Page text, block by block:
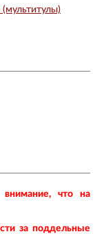
что на
за поддельные